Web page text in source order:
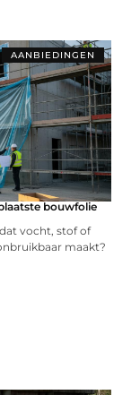
AANBIEDINGEN
bouwfolie
vocht, stof of
maakt?